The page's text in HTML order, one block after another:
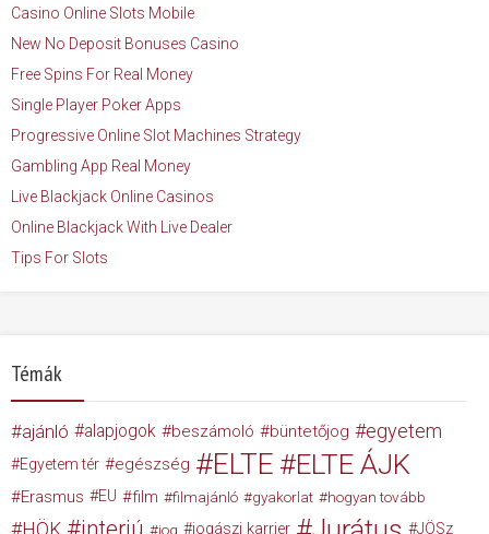
Casino Online Slots Mobile
New No Deposit Bonuses Casino
Free Spins For Real Money
Single Player Poker Apps
Progressive Online Slot Machines Strategy
Gambling App Real Money
Live Blackjack Online Casinos
Online Blackjack With Live Dealer
Tips For Slots
Témák
ajánló alapjogok beszámoló büntetőjog egyetem
Egyetem tér egészség ELTE ELTE ÁJK
Erasmus EU film filmajánló gyakorlat hogyan tovább
HÖK jog jogászi karrier JÖSz